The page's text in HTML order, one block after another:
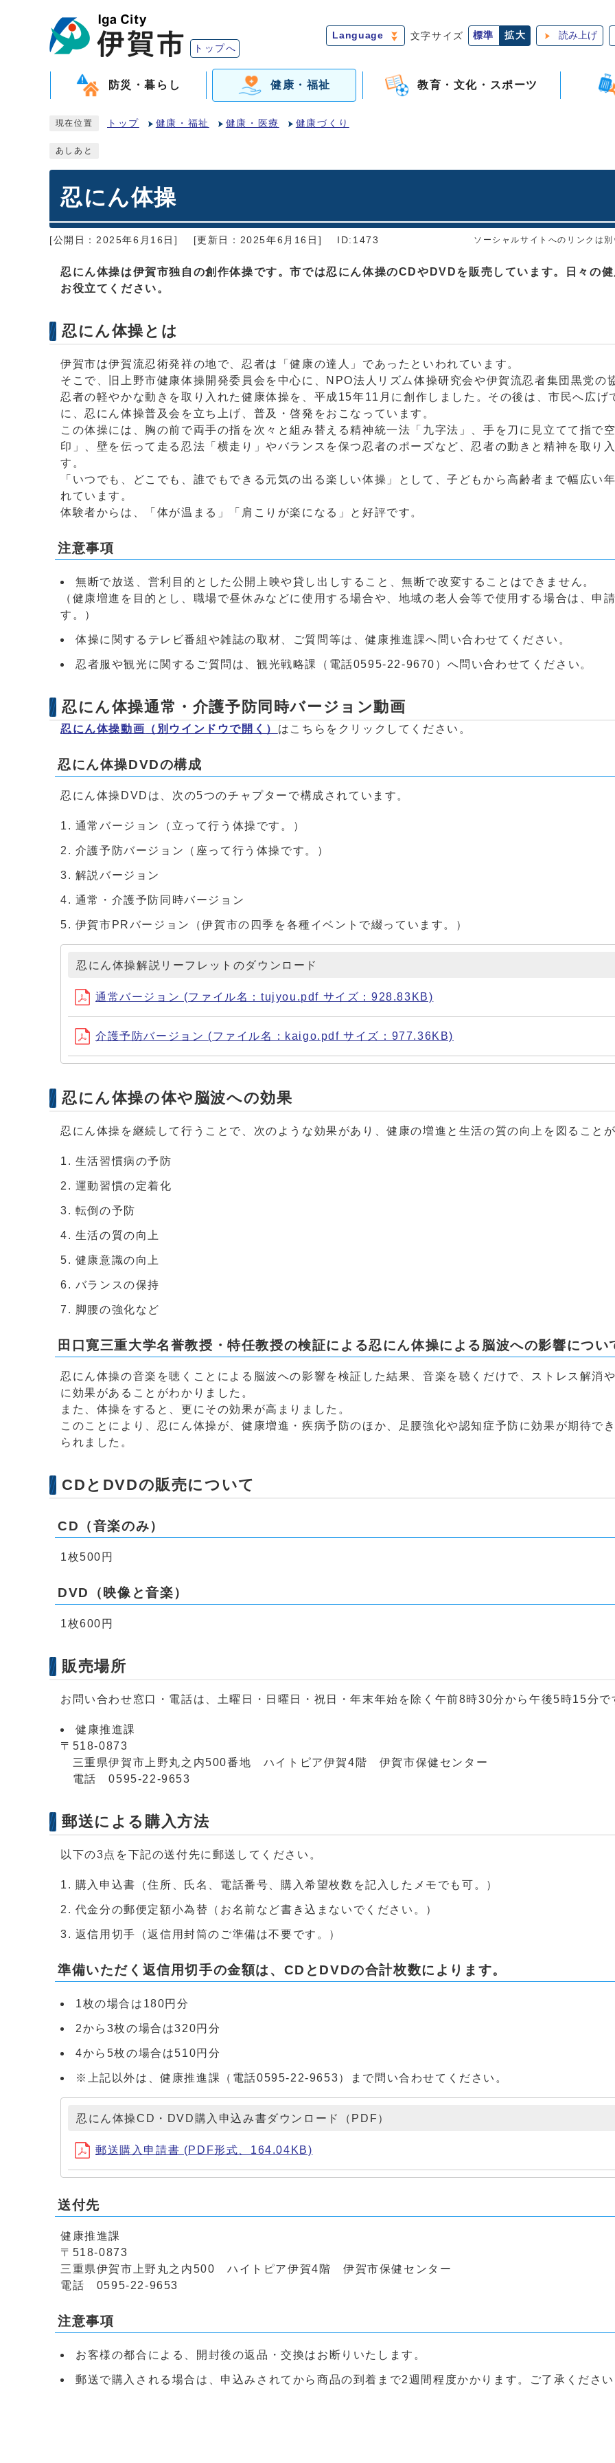
トップへ
Language 文字サイズ 標準 拡大 読み上げ
防災・暮らし 健康・福祉 教育・文化・スポーツ
現在位置 トップ 健康・福祉 健康・医療 健康づくり
あしあと
忍にん体操
[公開日：2025年6月16日] [更新日：2025年6月16日] ID:1473 ソーシャルサイトへのリンクは
忍にん体操は伊賀市独自の創作体操です。市では忍にん体操のCDやDVDを販売しています。日々の
お役立てください。
忍にん体操とは
伊賀市は伊賀流忍術発祥の地で、忍者は「健康の達人」であったといわれています。
そこで、旧上野市健康体操開発委員会を中心に、NPO法人リズム体操研究会や伊賀流忍者集団黒党の
忍者の軽やかな動きを取り入れた健康体操を、平成15年11月に創作しました。その後は、市民へ広げ
に、忍にん体操普及会を立ち上げ、普及・啓発をおこなっています。
この体操には、胸の前で両手の指を次々と組み替える精神統一法「九字法」、手を刀に見立てて指で
印」、壁を伝って走る忍法「横走り」やバランスを保つ忍者のポーズなど、忍者の動きと精神を取り
す。
「いつでも、どこでも、誰でもできる元気の出る楽しい体操」として、子どもから高齢者まで幅広い
れています。
体験者からは、「体が温まる」「肩こりが楽になる」と好評です。
注意事項
無断で放送、営利目的とした公開上映や貸し出しすること、無断で改変することはできません。
（健康増進を目的とし、職場で昼休みなどに使用する場合や、地域の老人会等で使用する場合は、申
す。）
体操に関するテレビ番組や雑誌の取材、ご質問等は、健康推進課へ問い合わせてください。
忍者服や観光に関するご質問は、観光戦略課（電話0595-22-9670）へ問い合わせてください。
忍にん体操通常・介護予防同時バージョン動画
忍にん体操動画 （別ウインドウで開く） はこちらをクリックしてください。
忍にん体操DVDの構成
忍にん体操DVDは、次の5つのチャプターで構成されています。
通常バージョン（立って行う体操です。）
介護予防バージョン（座って行う体操です。）
解説バージョン
通常・介護予防同時バージョン
伊賀市PRバージョン（伊賀市の四季を各種イベントで綴っています。）
忍にん体操解説リーフレットのダウンロード
通常バージョン (ファイル名：tujyou.pdf サイズ：928.83KB)
介護予防バージョン (ファイル名：kaigo.pdf サイズ：977.36KB)
忍にん体操の体や脳波への効果
忍にん体操を継続して行うことで、次のような効果があり、健康の増進と生活の質の向上を図ること
生活習慣病の予防
運動習慣の定着化
転倒の予防
生活の質の向上
健康意識の向上
バランスの保持
脚腰の強化など
田口寛三重大学名誉教授・特任教授の検証による忍にん体操による脳波への影響につい
忍にん体操の音楽を聴くことによる脳波への影響を検証した結果、音楽を聴くだけで、ストレス解消
に効果があることがわかりました。
また、体操をすると、更にその効果が高まりました。
このことにより、忍にん体操が、健康増進・疾病予防のほか、足腰強化や認知症予防に効果が期待で
られました。
CDとDVDの販売について
CD（音楽のみ）
1枚500円
DVD（映像と音楽）
1枚600円
販売場所
お問い合わせ窓口・電話は、土曜日・日曜日・祝日・年末年始を除く午前8時30分から午後5時15分で
健康推進課
〒518-0873
三重県伊賀市上野丸之内500番地 ハイトピア伊賀4階 伊賀市保健センター
電話 0595-22-9653
郵送による購入方法
以下の3点を下記の送付先に郵送してください。
購入申込書（住所、氏名、電話番号、購入希望枚数を記入したメモでも可。）
代金分の郵便定額小為替（お名前など書き込まないでください。）
返信用切手（返信用封筒のご準備は不要です。）
準備いただく返信用切手の金額は、CDとDVDの合計枚数によります。
1枚の場合は180円分
2から3枚の場合は320円分
4から5枚の場合は510円分
※上記以外は、健康推進課（電話0595-22-9653）まで問い合わせてください。
忍にん体操CD・DVD購入申込み書ダウンロード（PDF）
郵送購入申請書 (PDF形式、164.04KB)
送付先
健康推進課
〒518-0873
三重県伊賀市上野丸之内500 ハイトピア伊賀4階 伊賀市保健センター
電話 0595-22-9653
注意事項
お客様の都合による、開封後の返品・交換はお断りいたします。
郵送で購入される場合は、申込みされてから商品の到着まで2週間程度かかります。ご了承くださ